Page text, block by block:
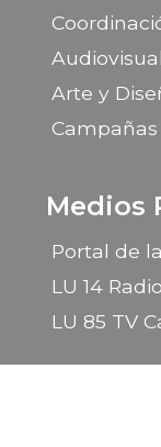
Arte y
Medios
Portal de
LU 14
LU 85 TV